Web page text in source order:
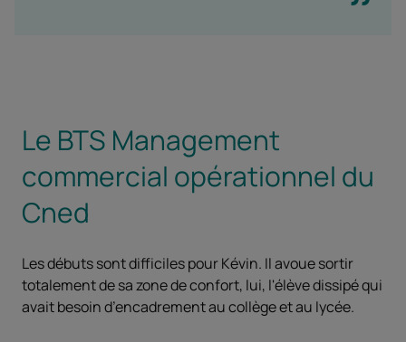
Le BTS Management
commercial opérationnel du
Cned
Les débuts sont difficiles pour Kévin. Il avoue sortir
totalement de sa zone de confort, lui, l'élève dissipé qui
avait besoin d’encadrement au collège et au lycée.